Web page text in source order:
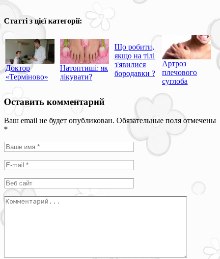
Статті з цієї категорії:
Доктор
«Терміново»
Натоптиші: як
лікувати?
Що робити,
якщо на тілі
з'явилися
бородавки ?
Артроз
плечового
суглоба
Оставить комментарий
Ваш email не будет опубликован. Обязательные поля отмечены
*